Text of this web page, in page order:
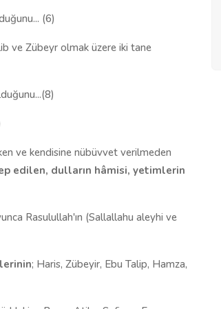
(6)
ve Zübeyr olmak üzere iki tane
ve kendisine nübüvvet verilmeden
edilen, dulların hâmisi, yetimlerin
Rasulullah'ın (Sallallahu aleyhi ve
; Haris, Zübeyir, Ebu Talip, Hamza,